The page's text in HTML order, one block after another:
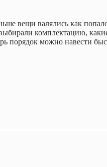
вещи валялись как
комплектацию,
порядок можно навести